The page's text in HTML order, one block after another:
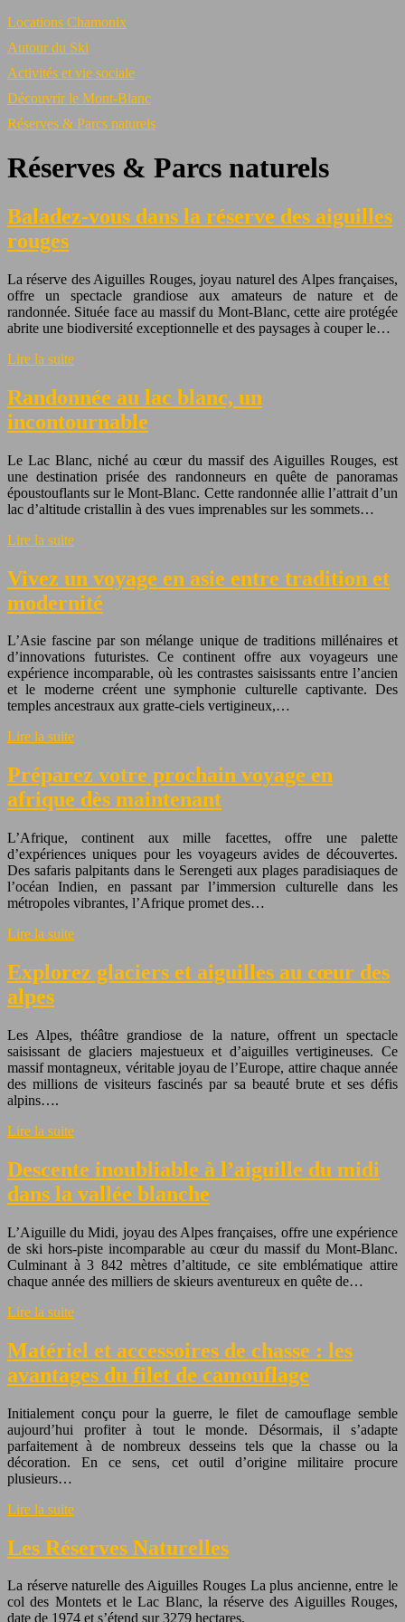
Locations Chamonix
Autour du Ski
Activités et vie sociale
Découvrir le Mont-Blanc
Réserves & Parcs naturels
Réserves & Parcs naturels
Baladez-vous dans la réserve des aiguilles
rouges
La réserve des Aiguilles Rouges, joyau naturel des Alpes françaises,
offre un spectacle grandiose aux amateurs de nature et de
randonnée. Située face au massif du Mont-Blanc, cette aire protégée
abrite une biodiversité exceptionnelle et des paysages à couper le…
Lire la suite
Randonnée au lac blanc, un
incontournable
Le Lac Blanc, niché au cœur du massif des Aiguilles Rouges, est
une destination prisée des randonneurs en quête de panoramas
époustouflants sur le Mont-Blanc. Cette randonnée allie l’attrait d’un
lac d’altitude cristallin à des vues imprenables sur les sommets…
Lire la suite
Vivez un voyage en asie entre tradition et
modernité
L’Asie fascine par son mélange unique de traditions millénaires et
d’innovations futuristes. Ce continent offre aux voyageurs une
expérience incomparable, où les contrastes saisissants entre l’ancien
et le moderne créent une symphonie culturelle captivante. Des
temples ancestraux aux gratte-ciels vertigineux,…
Lire la suite
Préparez votre prochain voyage en
afrique dès maintenant
L’Afrique, continent aux mille facettes, offre une palette
d’expériences uniques pour les voyageurs avides de découvertes.
Des safaris palpitants dans le Serengeti aux plages paradisiaques de
l’océan Indien, en passant par l’immersion culturelle dans les
métropoles vibrantes, l’Afrique promet des…
Lire la suite
Explorez glaciers et aiguilles au cœur des
alpes
Les Alpes, théâtre grandiose de la nature, offrent un spectacle
saisissant de glaciers majestueux et d’aiguilles vertigineuses. Ce
massif montagneux, véritable joyau de l’Europe, attire chaque année
des millions de visiteurs fascinés par sa beauté brute et ses défis
alpins….
Lire la suite
Descente inoubliable à l’aiguille du midi
dans la vallée blanche
L’Aiguille du Midi, joyau des Alpes françaises, offre une expérience
de ski hors-piste incomparable au cœur du massif du Mont-Blanc.
Culminant à 3 842 mètres d’altitude, ce site emblématique attire
chaque année des milliers de skieurs aventureux en quête de…
Lire la suite
Matériel et accessoires de chasse : les
avantages du filet de camouflage
Initialement conçu pour la guerre, le filet de camouflage semble
aujourd’hui profiter à tout le monde. Désormais, il s’adapte
parfaitement à de nombreux desseins tels que la chasse ou la
décoration. En ce sens, cet outil d’origine militaire procure
plusieurs…
Lire la suite
Les Réserves Naturelles
La réserve naturelle des Aiguilles Rouges La plus ancienne, entre le
col des Montets et le Lac Blanc, la réserve des Aiguilles Rouges,
date de 1974 et s’étend sur 3279 hectares.